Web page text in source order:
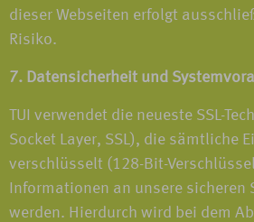
dieser Webseiten erfolgt
Risiko.
7. Datensicherheit und
TUI verwendet die neueste SSL-
Socket Layer, SSL), die sämtliche
verschlüsselt (128-Bit-
Informationen an unsere sicheren
werden. Hierdurch wird bei dem